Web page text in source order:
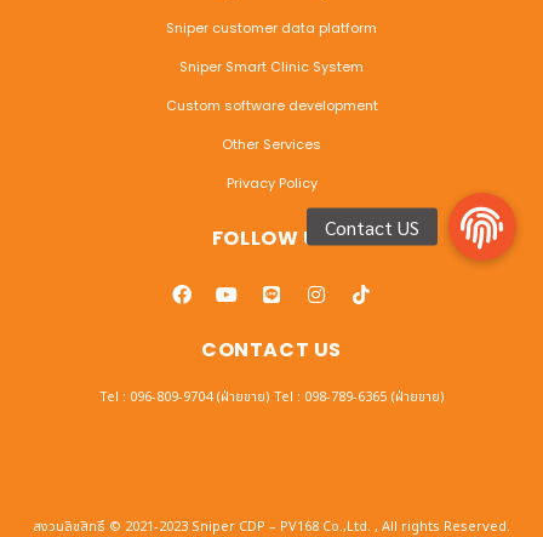
Sniper customer data platform
Sniper Smart Clinic System
Custom software development
Other Services
Privacy Policy
FOLLOW US
CONTACT US
Tel : 096-809-9704 (ฝ่ายขาย) Tel : 098-789-6365 (ฝ่ายขาย)
สงวนลิขสิทธิ์ © 2021-2023 Sniper CDP – PV168 Co.,Ltd. , All rights Reserved.